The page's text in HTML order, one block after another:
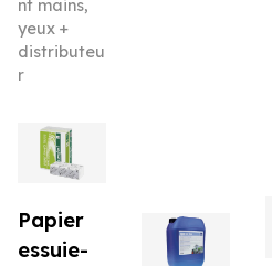
nt mains,
yeux +
distributeu
r
Papier
essuie-